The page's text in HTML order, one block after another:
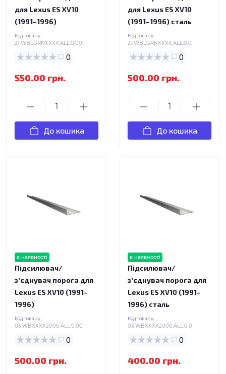
для Lexus ES XV10
(1991–1996)
Код товару:
21.WBLGRNXXXX.ALL.0.00
0
550.00 грн.
До кошика
для Lexus ES XV10
(1991–1996) сталь
Код товару:
21.WBLGRNXXXX.ALL.0.0
0
500.00 грн.
До кошика
в наявності
Підсилювач/
зʼєднувач порога для
Lexus ES XV10 (1991–
1996)
Код товару:
03.WBXXXX2000.ALL.0.00
0
500.00 грн.
в наявності
Підсилювач/
зʼєднувач порога для
Lexus ES XV10 (1991–
1996) сталь
Код товару:
03.WBXXXX2000.ALL.0.0
0
400.00 грн.